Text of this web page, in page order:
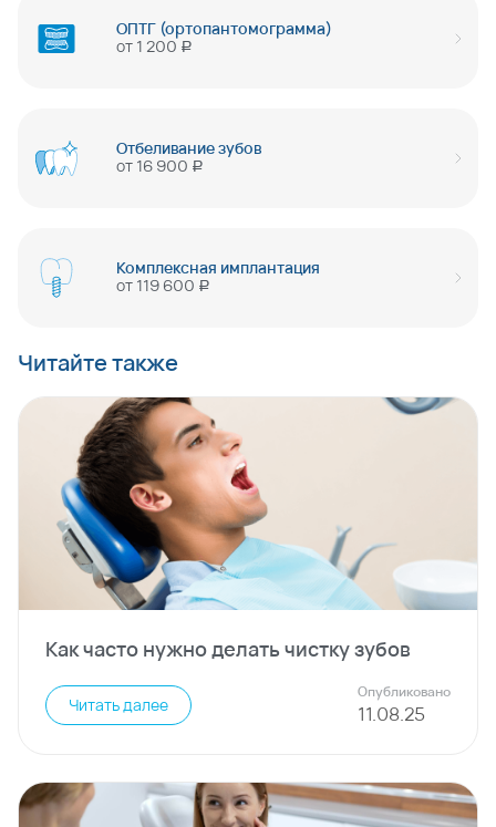
ОПТГ (ортопантомограмма)
от 1 200 руб
Отбеливание зубов
от 16 900 руб
Комплексная имплантация
от 119 600 руб
Читайте также
Как часто нужно делать чистку зубов
Читать далее
Опубликовано
11.08.25